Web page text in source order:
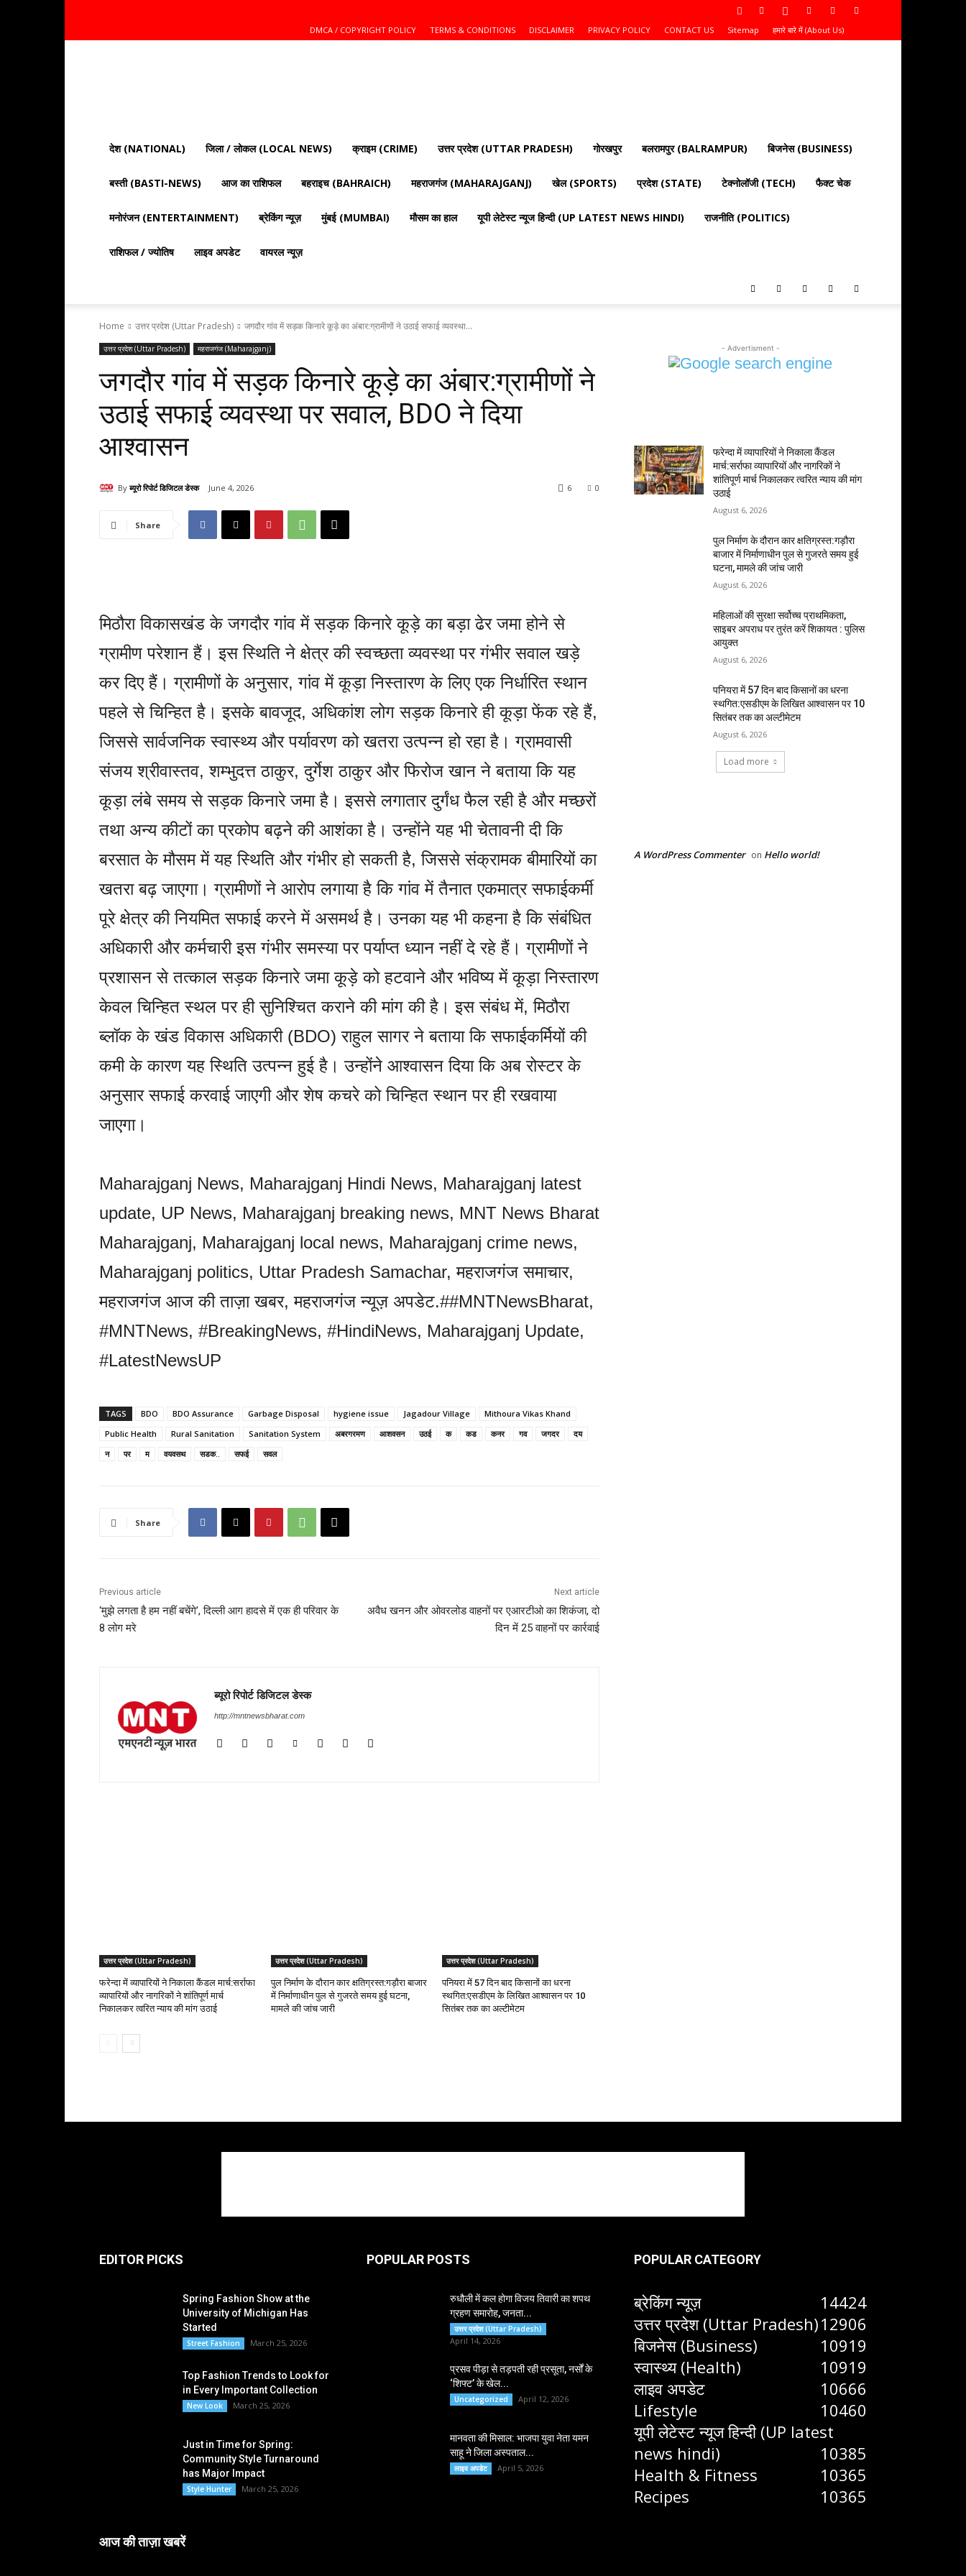
DMCA / COPYRIGHT POLICY TERMS & CONDITIONS DISCLAIMER PRIVACY POLICY CONTACT US Sitemap हमारे बारे में (About Us)
की
ताज़ा
राजनीति,
और
दुनिया
की
देश (NATIONAL) जिला / लोकल (LOCAL NEWS) क्राइम (CRIME) उत्तर प्रदेश (UTTAR PRADESH) गोरखपुर बलरामपुर (BALRAMPUR) बिजनेस (BUSINESS)
बस्ती (BASTI-NEWS) आज का राशिफल बहराइच (BAHRAICH) महराजगंज (MAHARAJGANJ) खेल (SPORTS) प्रदेश (STATE) टेक्नोलॉजी (TECH) फैक्ट चेक
मनोरंजन (ENTERTAINMENT) ब्रेकिंग न्यूज़ मुंबई (MUMBAI) मौसम का हाल यूपी लेटेस्ट न्यूज हिन्दी (UP LATEST NEWS HINDI) राजनीति (POLITICS)
राशिफल / ज्योतिष लाइव अपडेट वायरल न्यूज़
Home उत्तर प्रदेश (Uttar Pradesh) जगदौर गांव में सड़क किनारे कूड़े का अंबार:ग्रामीणों ने उठाई सफाई व्यवस्था...
उत्तर प्रदेश (Uttar Pradesh) महराजगंज (Maharajganj)
जगदौर गांव में सड़क किनारे कूड़े का अंबार:ग्रामीणों ने
उठाई सफाई व्यवस्था पर सवाल, BDO ने दिया
आश्वासन
By ब्यूरो रिपोर्ट डिजिटल डेस्क June 4, 2026 0
6
Share
मिठौरा विकासखंड के जगदौर गांव में सड़क किनारे कूड़े का बड़ा ढेर जमा होने से
ग्रामीण परेशान हैं। इस स्थिति ने क्षेत्र की स्वच्छता व्यवस्था पर गंभीर सवाल खड़े
कर दिए हैं। ग्रामीणों के अनुसार, गांव में कूड़ा निस्तारण के लिए एक निर्धारित स्थान
पहले से चिन्हित है। इसके बावजूद, अधिकांश लोग सड़क किनारे ही कूड़ा फेंक रहे हैं,
जिससे सार्वजनिक स्वास्थ्य और पर्यावरण को खतरा उत्पन्न हो रहा है। ग्रामवासी
संजय श्रीवास्तव, शम्भुदत्त ठाकुर, दुर्गेश ठाकुर और फिरोज खान ने बताया कि यह
कूड़ा लंबे समय से सड़क किनारे जमा है। इससे लगातार दुर्गंध फैल रही है और मच्छरों
तथा अन्य कीटों का प्रकोप बढ़ने की आशंका है। उन्होंने यह भी चेतावनी दी कि
बरसात के मौसम में यह स्थिति और गंभीर हो सकती है, जिससे संक्रामक बीमारियों का
खतरा बढ़ जाएगा। ग्रामीणों ने आरोप लगाया है कि गांव में तैनात एकमात्र सफाईकर्मी
पूरे क्षेत्र की नियमित सफाई करने में असमर्थ है। उनका यह भी कहना है कि संबंधित
अधिकारी और कर्मचारी इस गंभीर समस्या पर पर्याप्त ध्यान नहीं दे रहे हैं। ग्रामीणों ने
प्रशासन से तत्काल सड़क किनारे जमा कूड़े को हटवाने और भविष्य में कूड़ा निस्तारण
केवल चिन्हित स्थल पर ही सुनिश्चित कराने की मांग की है। इस संबंध में, मिठौरा
ब्लॉक के खंड विकास अधिकारी (BDO) राहुल सागर ने बताया कि सफाईकर्मियों की
कमी के कारण यह स्थिति उत्पन्न हुई है। उन्होंने आश्वासन दिया कि अब रोस्टर के
अनुसार सफाई करवाई जाएगी और शेष कचरे को चिन्हित स्थान पर ही रखवाया
जाएगा।
Maharajganj News, Maharajganj Hindi News, Maharajganj latest
update, UP News, Maharajganj breaking news, MNT News Bharat
Maharajganj, Maharajganj local news, Maharajganj crime news,
Maharajganj politics, Uttar Pradesh Samachar, महराजगंज समाचार,
महराजगंज आज की ताज़ा खबर, महराजगंज न्यूज़ अपडेट.##MNTNewsBharat,
#MNTNews, #BreakingNews, #HindiNews, Maharajganj Update,
#LatestNewsUP
TAGS BDO BDO Assurance Garbage Disposal hygiene issue Jagadour Village
Mithoura Vikas Khand
Public Health
Rural Sanitation Sanitation System अबरगरमण आशवसन उठई क कड कनर गव जगदर
दय
न
पर म वयवसथ सडक.. सफई सवल
Share
Previous article
‘मुझे लगता है हम नहीं बचेंगे’, दिल्ली आग हादसे में एक ही परिवार के
8 लोग मरे
Next article
अवैध खनन और ओवरलोड वाहनों पर एआरटीओ का शिकंजा, दो
दिन में 25 वाहनों पर कार्रवाई
ब्यूरो रिपोर्ट डिजिटल डेस्क
http://mntnewsbharat.com
उत्तर प्रदेश (Uttar Pradesh)
फरेन्दा में व्यापारियों ने निकाला कैंडल मार्च:सर्राफा
व्यापारियों और नागरिकों ने शांतिपूर्ण मार्च
निकालकर त्वरित न्याय की मांग उठाई
उत्तर प्रदेश (Uttar Pradesh)
पुल निर्माण के दौरान कार क्षतिग्रस्त:गड़ौरा बाजार
में निर्माणाधीन पुल से गुजरते समय हुई घटना,
मामले की जांच जारी
उत्तर प्रदेश (Uttar Pradesh)
पनियरा में 57 दिन बाद किसानों का धरना
स्थगित:एसडीएम के लिखित आश्वासन पर 10
सितंबर तक का अल्टीमेटम
- Advertisment -
फरेन्दा में व्यापारियों ने निकाला कैंडल
मार्च:सर्राफा व्यापारियों और नागरिकों ने
शांतिपूर्ण मार्च निकालकर त्वरित न्याय की मांग
उठाई
August 6, 2026
पुल निर्माण के दौरान कार क्षतिग्रस्त:गड़ौरा
बाजार में निर्माणाधीन पुल से गुजरते समय हुई
घटना, मामले की जांच जारी
August 6, 2026
महिलाओं की सुरक्षा सर्वोच्च प्राथमिकता,
साइबर अपराध पर तुरंत करें शिकायत : पुलिस
आयुक्त
August 6, 2026
पनियरा में 57 दिन बाद किसानों का धरना
स्थगित:एसडीएम के लिखित आश्वासन पर 10
सितंबर तक का अल्टीमेटम
August 6, 2026
Load more
A WordPress Commenter on Hello world!
EDITOR PICKS
Spring Fashion Show at the
University of Michigan Has
Started
Street Fashion March 25, 2026
Top Fashion Trends to Look for
in Every Important Collection
New Look March 25, 2026
Just in Time for Spring:
Community Style Turnaround
has Major Impact
Style Hunter March 25, 2026
आज की ताज़ा खबरें
POPULAR POSTS
रुधौली में कल होगा विजय तिवारी का शपथ
ग्रहण समारोह, जनता...
उत्तर प्रदेश (Uttar Pradesh)
April 14, 2026
प्रसव पीड़ा से तड़पती रही प्रसूता, नर्सों के
‘शिफ्ट’ के खेल...
Uncategorized April 12, 2026
मानवता की मिसाल: भाजपा युवा नेता यमन
साहू ने जिला अस्पताल...
लाइव अपडेट April 5, 2026
POPULAR CATEGORY
ब्रेकिंग न्यूज़
14424
उत्तर प्रदेश (Uttar Pradesh)12906
बिजनेस (Business)
10919
स्वास्थ्य (Health)
10919
लाइव अपडेट
10666
Lifestyle
10460
यूपी लेटेस्ट न्यूज हिन्दी (UP latest
news hindi)
10385
Health & Fitness
10365
Recipes
10365